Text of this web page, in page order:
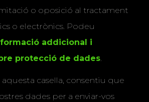
o oposició al tractament
o electrònics. Podeu
addicional i
protecció de dades.
casella, consentiu que
dades per a enviar-vos